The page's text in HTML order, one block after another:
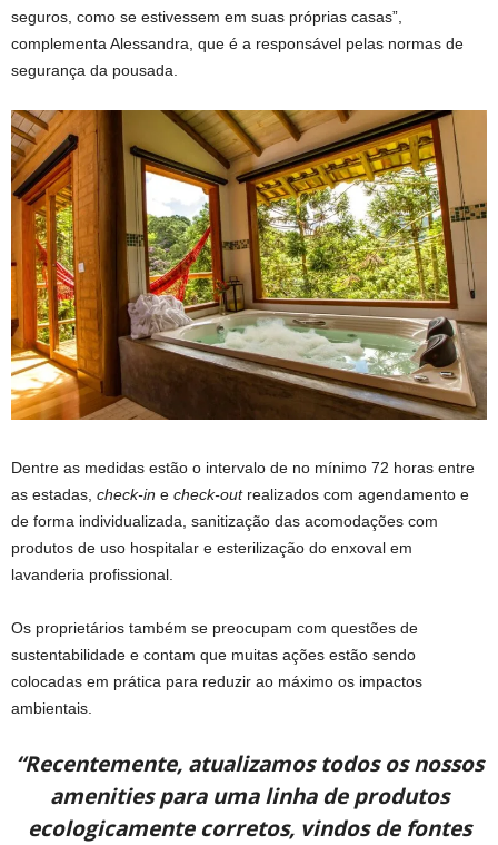
seguros, como se estivessem em suas próprias casas”,
complementa Alessandra, que é a responsável pelas normas de
segurança da pousada.
Dentre as medidas estão o intervalo de no mínimo 72 horas entre
as estadas, check-in e check-outrealizados com agendamento e
de forma individualizada, sanitização das acomodações com
produtos de uso hospitalar e esterilização do enxoval em
lavanderia profissional.
Os proprietários também se preocupam com questões de
sustentabilidade e contam que muitas ações estão sendo
colocadas em prática para reduzir ao máximo os impactos
ambientais.
“Recentemente, atualizamos todos os nossos
amenities para uma linha de produtos
ecologicamente corretos, vindos de fontes